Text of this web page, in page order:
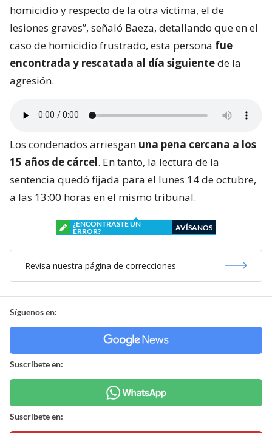
homicidio y respecto de la otra víctima, el de
lesiones graves”, señaló Baeza, detallando que en el
caso de homicidio frustrado, esta persona fue
encontrada y rescatada al día siguientede la
agresión.
Los condenados arriesgan una pena cercana a los
15 años de cárcel. En tanto, la lectura de la
sentencia quedó fijada para el lunes 14 de octubre,
a las 13:00 horas en el mismo tribunal.
¿ENCONTRASTE UN
ERROR?
AVÍSANOS
Revisa nuestra página de correcciones
Síguenos en:
Suscríbete en:
Suscríbete en: